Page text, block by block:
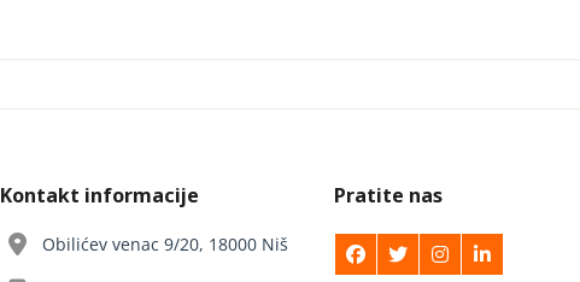
Kontakt informacije
Obilićev venac 9/20, 18000 Niš
Pratite nas